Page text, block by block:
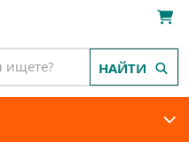
НАЙТИ